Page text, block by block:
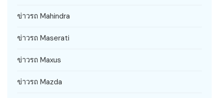
ข่าวรถ Mahindra
ข่าวรถ Maserati
ข่าวรถ Maxus
ข่าวรถ Mazda